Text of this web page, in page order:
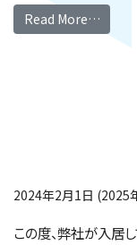
Read More…
2024年2月1日 (2025
この度、弊社が入居